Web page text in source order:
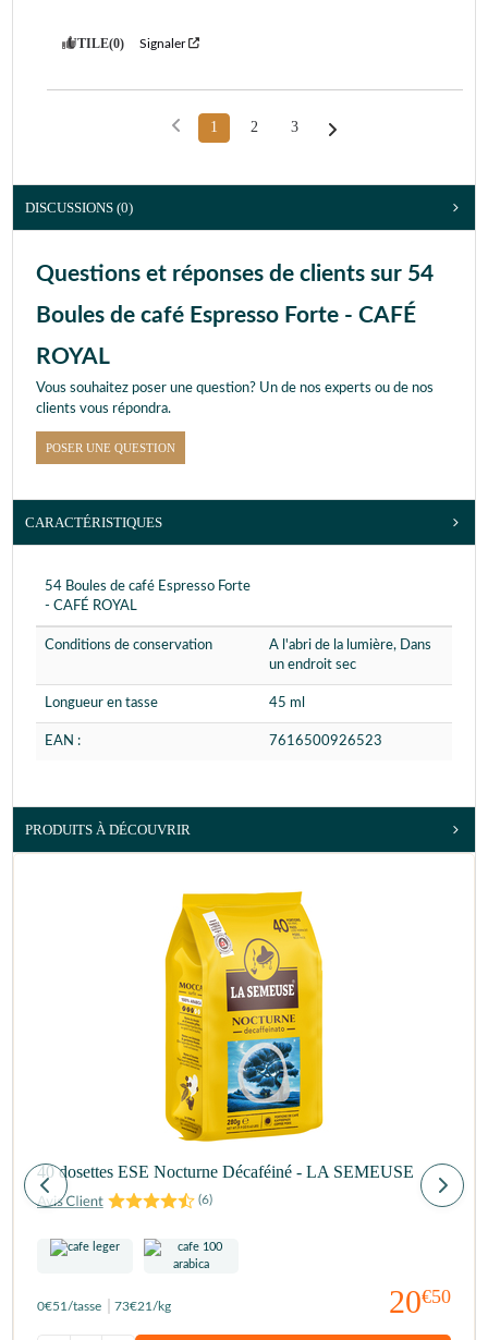
UTILE(0) Signaler
1 2 3
DISCUSSIONS (0)
Questions et réponses de clients sur 54
Boules de café Espresso Forte - CAFÉ
ROYAL
Vous souhaitez poser une question? Un de nos experts ou de nos
clients vous répondra.
POSER UNE QUESTION
CARACTÉRISTIQUES
54 Boules de café Espresso Forte
- CAFÉ ROYAL
Conditions de conservation
A l'abri de la lumière, Dans
un endroit sec
Longueur en tasse 45 ml
EAN : 7616500926523
PRODUITS À DÉCOUVRIR
40 dosettes ESE Nocturne Décaféiné - LA SEMEUSE
(6)
20€50
0€51 /tasse 73€21 /kg